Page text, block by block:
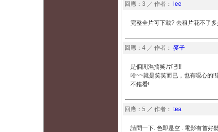
回應：3 ／ 作者： lee
完整全片可下載? 去租片花不了多
回應：4 ／ 作者： 麥子
是個閒濕搞笑片吧!!!
哈~~就是笑笑而已，也有噁心的
不錯看!
回應：5 ／ 作者： tea
請問一下. 色即是空 . 電影有首好